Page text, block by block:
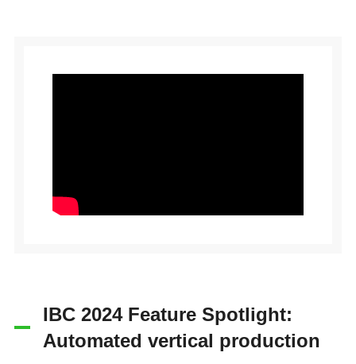
IBC 2024 Feature Spotlight:
Automated vertical production